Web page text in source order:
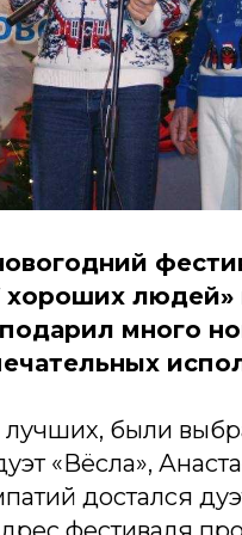
хороших людей»
много
лучших, были
«Вёсла»,
достался